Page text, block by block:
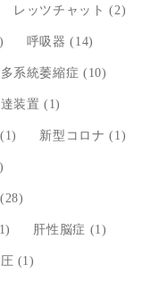
レッツチャット (2)
呼吸器 (14)
多系統萎縮症 (10)
装置 (1)
(1) 新型コロナ (1)
(28)
肝性脳症 (1)
(1)